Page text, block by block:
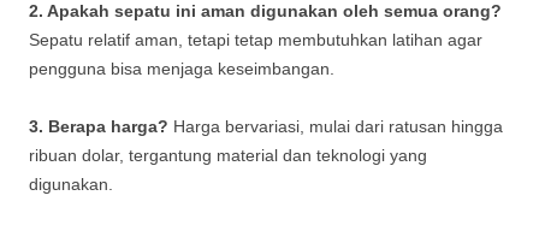
2. Apakah sepatu ini aman digunakan oleh semua orang?
Sepatu relatif aman, tetapi tetap membutuhkan latihan agar
pengguna bisa menjaga keseimbangan.
3. Berapa harga? Harga bervariasi, mulai dari ratusan hingga
ribuan dolar, tergantung material dan teknologi yang
digunakan.